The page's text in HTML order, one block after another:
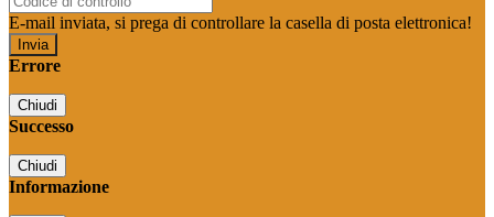
E-mail inviata, si prega di controllare la casella di posta elettronica!
Errore
Chiudi
Successo
Chiudi
Informazione